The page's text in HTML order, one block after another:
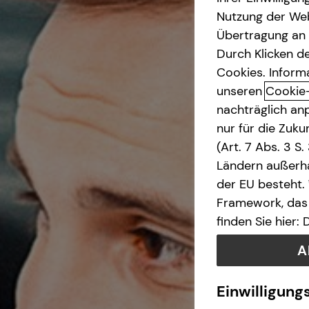
Podcast
Betriebliche Altersvorsorge
Kapitalanlage Immobilien
Gewerbliche Versicherungen
Arbeitskraftabsicherung
Kindervorsorge
Nutzung der
Übertragung
Durch Klicken
Cookies.
unseren
nachträglich
nur für die
(Art. 7 Abs. 3
Ländern
der EU besteht.
Framework,
finden Sie hier: